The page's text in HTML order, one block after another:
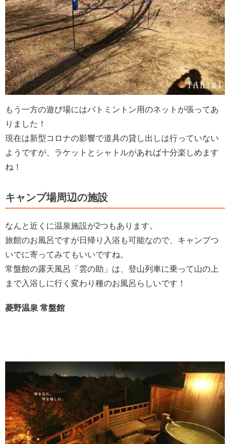
もう一方の遊び場にはバトミントン用のネットが張ってあ
りました！
現在は新型コロナの影響で道具の貸し出しは行っていない
ようですが、ラケットとシャトルがあれば十分楽しめます
ね！
キャンプ場周辺の施設
なんと近くに温泉施設が2つもあります。
旅館のお風呂ですが日帰り入浴も可能なので、キャンプつ
いでに寄ってみてもいいですね。
常盤館の露天風呂「雲の助」は、登山列車に乗って山の上
まで入浴しに行く変わり種のお風呂らしいです！
菱野温泉 常盤館